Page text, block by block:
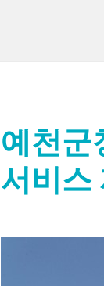
예천군
서비스